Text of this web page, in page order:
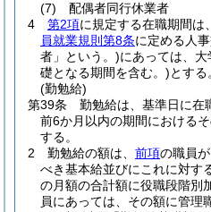
(7)
配偶者同行休業者
4
第2項に規定する在職期間は
員就業規則第8条に定める人
者」という。)にあっては、
礎となる期間を含む。)とする
(勤勉給)
第39条
勤勉給は、基準日に在
前6か月以内の期間における
する。
2
勤勉給の額は、 前項の職員
べき基本給並びにこれに対す
の月額の合計額に役職段階別
員にあっては、その額に管理